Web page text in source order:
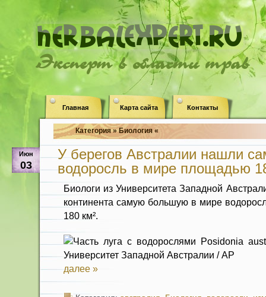
Эксперт в области трав
Главная Карта сайта Контакты
Категория » Биология «
Июн
03
У берегов Австралии нашли
водоросль в мире площадью
Биологи из Университета Западной
континента самую большую в мире
180 км².
далее »